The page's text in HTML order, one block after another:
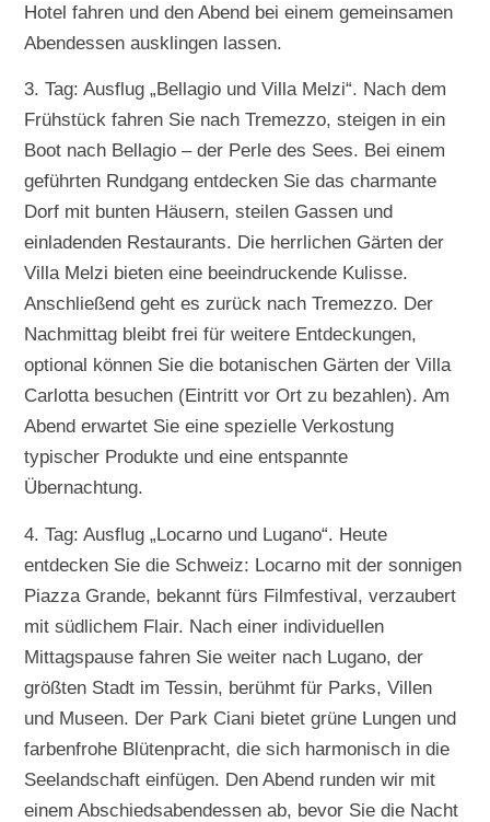
Hotel fahren und den Abend bei einem gemeinsamen
Abendessen ausklingen lassen.
3. Tag: Ausflug „Bellagio und Villa Melzi“. Nach dem
Frühstück fahren Sie nach Tremezzo, steigen in ein
Boot nach Bellagio – der Perle des Sees. Bei einem
geführten Rundgang entdecken Sie das charmante
Dorf mit bunten Häusern, steilen Gassen und
einladenden Restaurants. Die herrlichen Gärten der
Villa Melzi bieten eine beeindruckende Kulisse.
Anschließend geht es zurück nach Tremezzo. Der
Nachmittag bleibt frei für weitere Entdeckungen,
optional können Sie die botanischen Gärten der Villa
Carlotta besuchen (Eintritt vor Ort zu bezahlen). Am
Abend erwartet Sie eine spezielle Verkostung
typischer Produkte und eine entspannte
Übernachtung.
4. Tag: Ausflug „Locarno und Lugano“. Heute
entdecken Sie die Schweiz: Locarno mit der sonnigen
Piazza Grande, bekannt fürs Filmfestival, verzaubert
mit südlichem Flair. Nach einer individuellen
Mittagspause fahren Sie weiter nach Lugano, der
größten Stadt im Tessin, berühmt für Parks, Villen
und Museen. Der Park Ciani bietet grüne Lungen und
farbenfrohe Blütenpracht, die sich harmonisch in die
Seelandschaft einfügen. Den Abend runden wir mit
einem Abschiedsabendessen ab, bevor Sie die Nacht